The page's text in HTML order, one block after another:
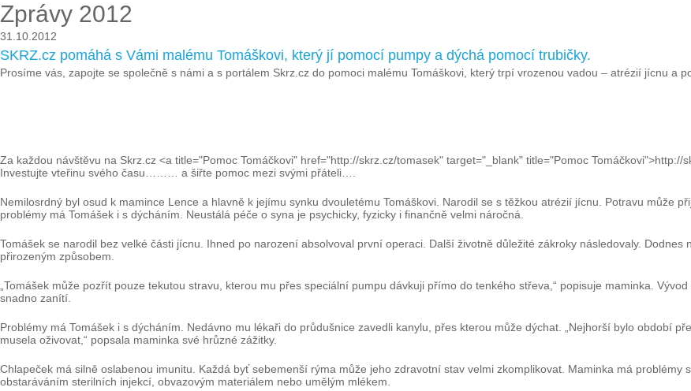
Zprávy 2012
31.10.2012
SKRZ.cz pomáhá s Vámi malému Tomáškovi, který jí pomocí pumpy a dýchá pomocí trubičky.
Prosíme vás, zapojte se společně s námi a s portálem Skrz.cz do pomoci malému Tomáškovi, který trpí vrozenou vadou – atrézií jícnu a
Za každou návštěvu na Skrz.cz <a title="Pomoc Tomáčkovi" href="http://skrz.cz/tomasek" target="_blank" title="Pomoc
Investujte vteřinu svého času……… a šiřte pomoc mezi svými přáteli….
Nemilosrdný byl osud k mamince Lence a hlavně k jejímu synku dvouletému Tomáškovi. Narodil se s těžkou atrézií jícnu. Potravu může
problémy má Tomášek i s dýcháním. Neustálá péče o syna je psychicky, fyzicky i finančně velmi náročná.
Tomášek se narodil bez velké části jícnu. Ihned po narození absolvoval první operaci. Další životně důležité zákroky následovaly.
přirozeným způsobem.
„Tomášek může pozřít pouze tekutou stravu, kterou mu přes speciální pumpu dávkuji přímo do tenkého střeva,“ popisuje maminka.
snadno zanítí.
Problémy má Tomášek i s dýcháním. Nedávno mu lékaři do průdušnice zavedli kanylu, přes kterou může dýchat. „Nejhorší bylo období
musela oživovat,“ popsala maminka své hrůzné zážitky.
Chlapeček má silně oslabenou imunitu. Každá byť sebemenší rýma může jeho zdravotní stav velmi zkomplikovat. Maminka má
obstaráváním sterilních injekcí, obvazovým materiálem nebo umělým mlékem.